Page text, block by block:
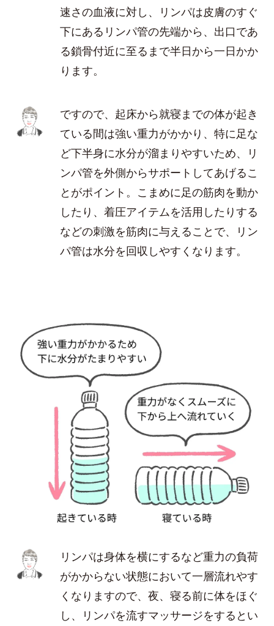
速さの血液に対し、リンパは皮膚のすぐ
下にあるリンパ管の先端から、出口であ
る鎖骨付近に至るまで半日から一日かか
ります。
ですので、起床から就寝までの体が起き
ている間は強い重力がかかり、特に足な
ど下半身に水分が溜まりやすいため、リ
ンパ管を外側からサポートしてあげるこ
とがポイント。こまめに足の筋肉を動か
したり、着圧アイテムを活用したりする
などの刺激を筋肉に与えることで、リン
パ管は水分を回収しやすくなります。
リンパは身体を横にするなど重力の負荷
がかからない状態において一層流れやす
くなりますので、夜、寝る前に体をほぐ
し、リンパを流すマッサージをするとい